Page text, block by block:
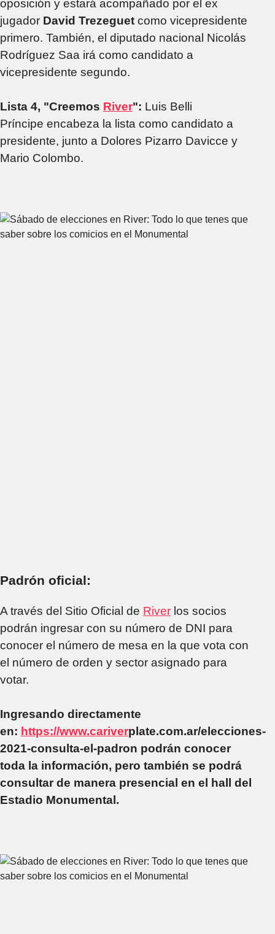
oposición y estará acompañado por el ex
jugador David Trezeguet como vicepresidente
primero. También, el diputado nacional Nicolás
Rodríguez Saa irá como candidato a
vicepresidente segundo.
Lista 4, "Creemos River": Luis Belli
Príncipe encabeza la lista como candidato a
presidente, junto a Dolores Pizarro Davicce y
Mario Colombo.
Padrón oficial:
A través del Sitio Oficial de River los socios
podrán ingresar con su número de DNI para
conocer el número de mesa en la que vota con
el número de orden y sector asignado para
votar.
Ingresando directamente
en: https://www.cariverplate.com.ar/elecciones-
2021-consulta-el-padron podrán conocer
toda la información, pero también se podrá
consultar de manera presencial en el hall del
Estadio Monumental.